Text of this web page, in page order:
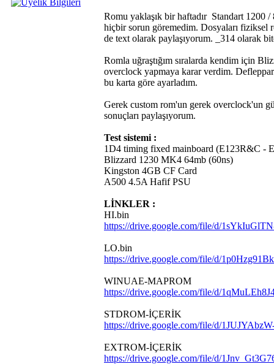
Romu yaklaşık bir haftadır Standart
hiçbir sorun göremedim. Dosyaları fiziksel
de text olarak paylaşıyorum. _314 olarak
Romla uğraştığım sıralarda kendim için
overclock yapmaya karar verdim.
bu karta göre ayarladım.
Gerek custom rom'un gerek overclock'un
sonuçları paylaşıyorum.
Test sistemi :
1D4 timing fixed mainboard (E123R&C -
Blizzard 1230 MK4 64mb (60ns)
Kingston 4GB CF Card
A500 4.5A Hafif PSU
LİNKLER :
HI.bin
https://drive.google.com/file/d/
LO.bin
https://drive.google.com/file/d/
WINUAE-MAPROM
https://drive.google.com/file/d/
STDROM-İÇERİK
https://drive.google.com/file/d/
EXTROM-İÇERİK
https://drive.google.com/file/d/